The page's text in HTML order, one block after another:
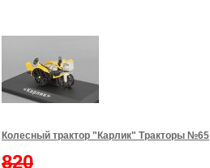
Колесный трактор "Карлик" Тракторы №65
820